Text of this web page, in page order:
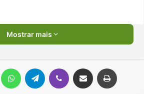
Mostrar mais
Linkedin WhatsAppTelegram Viber Compartilhar via e-mail